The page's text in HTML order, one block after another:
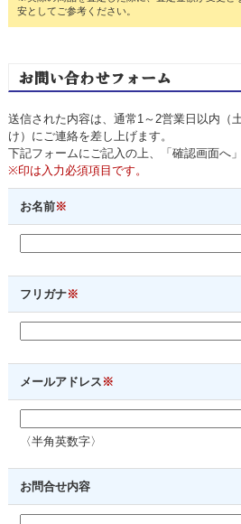
安としてご参考ください。
お問い合わせフォーム
送信された内容は、通常1～2営業日以内（
け）にご連絡を差し上げます。
下記フォームにご記入の上、「確認画面へ
※印は入力必須項目です。
お名前※
フリガナ※
メールアドレス ※
〈半角英数字〉
お問合せ内容